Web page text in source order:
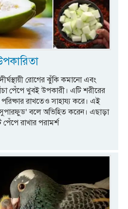
রোগের ঝুঁকি কমানো এবং
পেঁপে খুবই উপকারী। এটি শরীরের
রাখতেও সাহায্য করে। এই
বলে অভিহিত করেন। এছাড়া
পেঁপে রাখার পরামর্শ